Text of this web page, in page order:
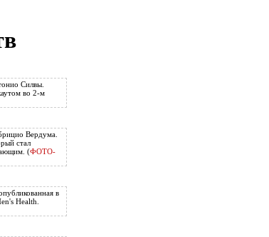
Силвы.
во 2-м
Вердума.
стал
(ФОТО-
в
Health.